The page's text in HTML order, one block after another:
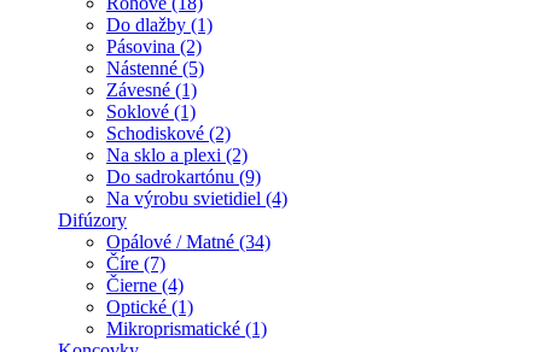
Do dlažby (1)
Pásovina (2)
Nástenné (5)
Závesné (1)
Soklové (1)
Schodiskové (2)
Na sklo a plexi (2)
Do sadrokartónu (9)
Na výrobu svietidiel (4)
Difúzory
Opálové / Matné (34)
Číre (7)
Čierne (4)
Optické (1)
Mikroprismatické (1)